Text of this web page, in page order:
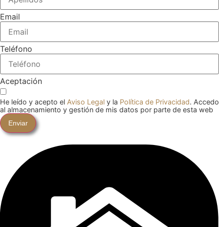
Email
Teléfono
Aceptación
He leído y acepto el Aviso Legal y la Política de Privacidad. Accedo
al almacenamiento y gestión de mis datos por parte de esta web
Enviar